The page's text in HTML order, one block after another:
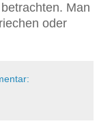
Man
oder